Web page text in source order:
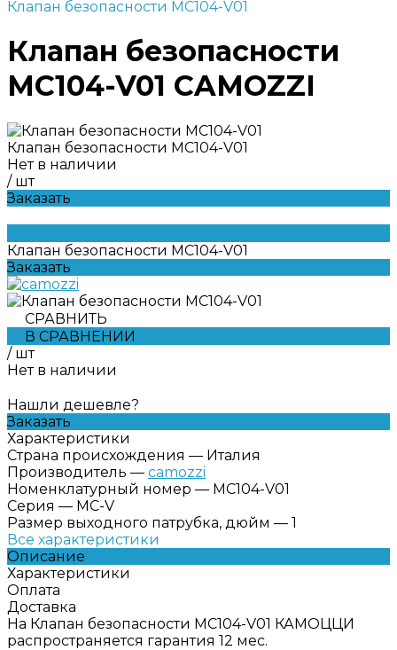
Клапан безопасности MC104-V01
Клапан безопасности
MC104-V01 CAMOZZI
Клапан безопасности MC104-V01
Нет в наличии
/ шт
Заказать
Клапан безопасности MC104-V01
Заказать
СРАВНИТЬ
В СРАВНЕНИИ
/ шт
Нет в наличии
Нашли дешевле?
Заказать
Характеристики
Страна происхождения — Италия
Производитель — camozzi
Номенклатурный номер — MC104-V01
Серия — MC-V
Размер выходного патрубка, дюйм — 1
Все характеристики
Описание
Характеристики
Оплата
Доставка
На Клапан безопасности MC104-V01 КАМОЦЦИ
распространяется гарантия 12 мес.